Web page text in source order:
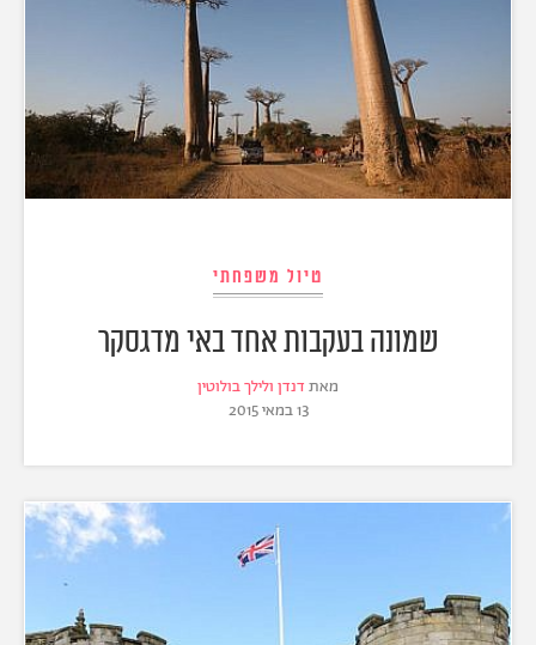
טיול משפחתי
שמונה בעקבות אחד באי מדגסקר
מאת דנדן ולילך בולוטין
13 במאי 2015